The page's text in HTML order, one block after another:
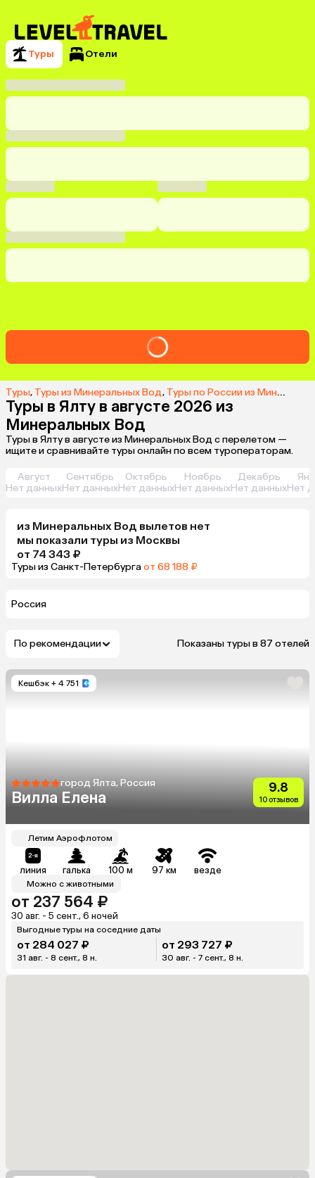
Туры Отели
Туры, Туры из Минеральных Вод, Туры по России из Минеральных Вод
Туры в Ялту в августе 2026 из
Минеральных Вод
Туры в Ялту в августе из Минеральных Вод с перелетом —
ищите и сравнивайте туры онлайн по всем туроператорам.
Август
Нет данных
Сентябрь
Нет данных
Октябрь
Нет данных
Ноябрь
Нет данных
Декабрь
Нет данныхНет
из Минеральных Вод вылетов нет
мы показали туры из Москвы
от 74 343 ₽
Туры из Санкт-Петербургаот 68 188 ₽
Россия
По рекомендации Показаны туры в 87 отелей
Кешбэк + 4 751
город Ялта, Россия
Вилла Елена
9.8
10 отзывов
Летим Аэрофлотом
линия галька 100 м 97 км везде
Можно с животными
от 237 564 ₽
30 авг. - 5 сент., 6 ночей
Выгодные туры на соседние даты
от 284 027 ₽
31 авг. - 8 сент., 8 н.
от 293 727 ₽
30 авг. - 7 сент., 8 н.